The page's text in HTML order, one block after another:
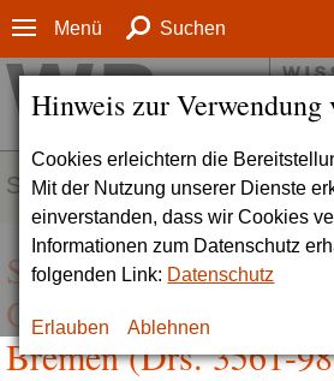
Hinweis zur Verwendung
Cookies erleichtern die
Mit der Nutzung unserer Dienste
einverstanden, dass wir Cookies
Informationen zum Datenschutz
folgenden Link: Datenschutz
Erlauben Ablehnen
Menü Suchen
SERVICE
Stellungnahme zur
Osteuropa an der
Bremen (Drs. 3561-